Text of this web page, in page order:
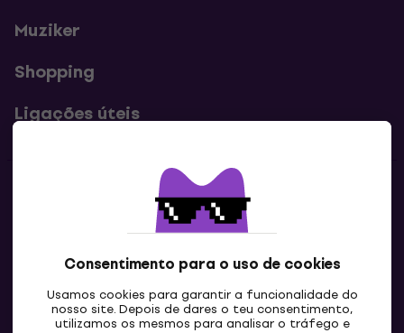
Consentimento para o uso de cookies
Usamos cookies para garantir a funcionalidade do
nosso site. Depois de dares o teu consentimento,
utilizamos os mesmos para analisar o tráfego e
Muziker
Shopping
Ligações úteis
Contatos
Contacta-nos